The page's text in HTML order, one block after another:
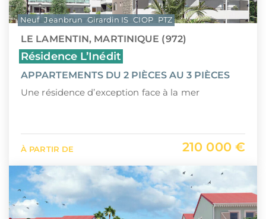
LE LAMENTIN, MARTINIQUE (972)
Résidence L’Inédit
APPARTEMENTS DU 2 PIÈCES AU 3 PIÈCES
Une résidence d’exception face à la mer
À PARTIR DE 210 000 €
Neuf Jeanbrun Girardin IS CIOP PTZ